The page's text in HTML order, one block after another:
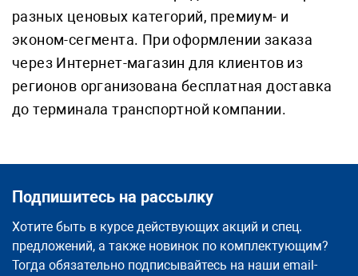
разных ценовых категорий, премиум- и
эконом-сегмента. При оформлении заказа
через Интернет-магазин для клиентов из
регионов организована бесплатная доставка
до терминала транспортной компании.
Подпишитесь на рассылку
Хотите быть в курсе действующих акций и спец.
предложений, а также новинок по комплектующим?
Тогда обязательно подписывайтесь на наши email-